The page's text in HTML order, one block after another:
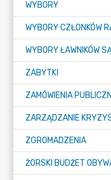
WYBORY
WYBORY CZŁONKÓW
WYBORY ŁAWNIKÓW
ZABYTKI
ZAMÓWIENIA
ZARZĄDZANIE
ZGROMADZENIA
ŻORSKI BUDŻET